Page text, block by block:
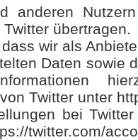
anderen
übertragen.
wir als
Daten sowie
Twitter unter
bei
twitter.com/